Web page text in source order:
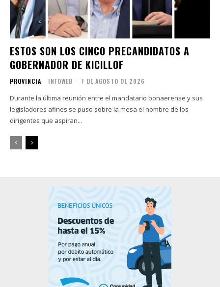
ESTOS SON LOS CINCO PRECANDIDATOS A
GOBERNADOR DE KICILLOF
PROVINCIA INFOWEB - 7 DE AGOSTO DE 2026
Durante la última reunión entre el mandatario bonaerense y sus
legisladores afines se puso sobre la mesa el nombre de los
dirigentes que aspiran...